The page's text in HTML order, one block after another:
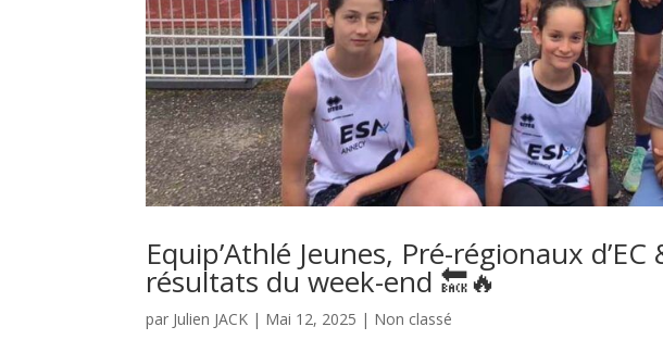
Equip’Athlé Jeunes, Pré-régionaux
résultats du week-end 🔙🔥
par Julien JACK | Mai 12, 2025 | Non classé